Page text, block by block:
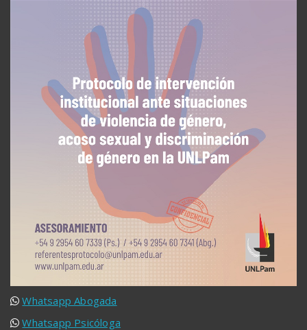
Whatsapp Abogada
Whatsapp Psicóloga